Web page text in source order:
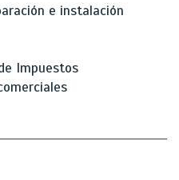
e instalación
Impuestos